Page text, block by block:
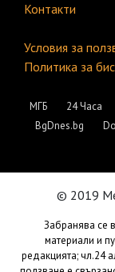
Контакти
Условия за
Политика за
МГБ 24 Часа
BgDnes.bg
© 2019
Забранява се
материали и
редакцията; чл.24